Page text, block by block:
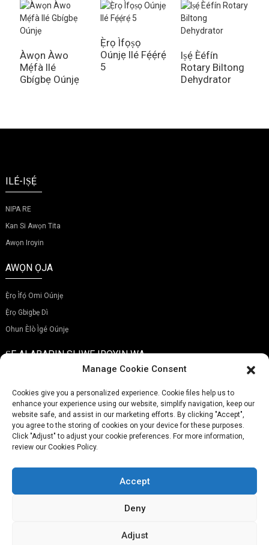
Àwọn Àwo
Mẹ́fà Ilé
Gbígbẹ Oúnjẹ
Ẹ̀rọ Ìfọṣọ
Oúnjẹ Ilé Fẹ́ẹ́rẹ́
5
Iṣẹ́ Èéfín
Rotary Biltong
Dehydrator
ILÉ-IṢẸ́
NIPA RE
Kan Si Awọn Tita
Awọn Iroyin
AWỌN ỌJA
Ẹ̀rọ Ìfọ́ Omi Oúnjẹ
Ẹ̀rọ Gbigbẹ Dì
Ohun Èlò Ìgé Oúnjẹ
ṢE ALABAPIN SI IWE IROYIN WA
Fi Sílẹ̀
Manage Cookie Consent
Cookies give you a personalized experience. Cookie files help us to
enhance your experience using our website, simplify navigation, keep our
website safe, and assist in our marketing efforts. By clicking "Accept",
you agree to the storing of cookies on your device for these purposes.
Click "Adjust" to adjust your cookie preferences. For more information,
review our Cookies Policy.
Accept
Deny
Adjust